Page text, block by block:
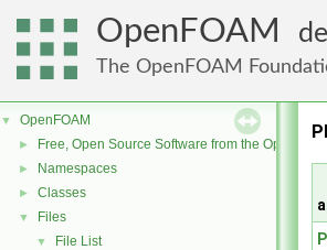
OpenFOAM
The OpenFOAM
▼ OpenFOAM
► Free, Open Source Software from the
► Namespaces
► Classes
▼ Files
▼ File List